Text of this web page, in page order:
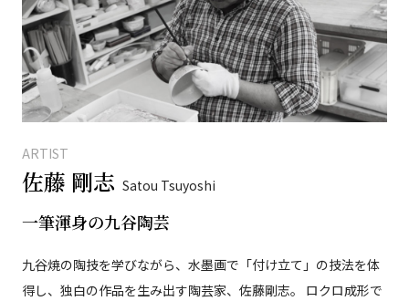
ARTIST
佐藤 剛志 Satou Tsuyoshi
一筆渾身の九谷陶芸
九谷焼の陶技を学びながら、水墨画で「付け立て」の技法を体
得し、独白の作品を生み出す陶芸家、佐藤剛志。 ロクロ成形で